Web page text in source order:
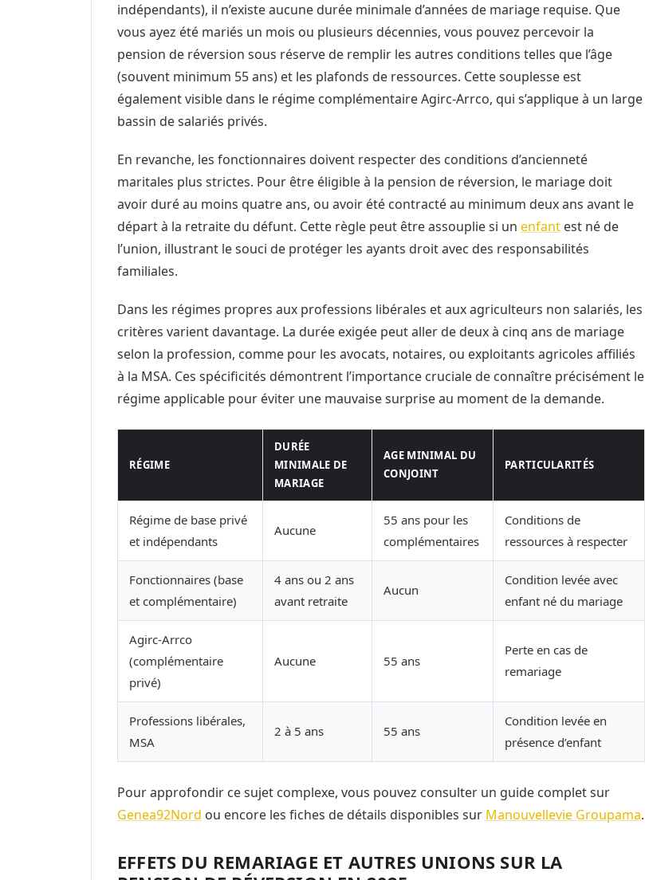
indépendants), il n’existe aucune durée minimale d’années de mariage requise. Que
vous ayez été mariés un mois ou plusieurs décennies, vous pouvez percevoir la
pension de réversion sous réserve de remplir les autres conditions telles que l’âge
(souvent minimum 55 ans) et les plafonds de ressources. Cette souplesse est
également visible dans le régime complémentaire Agirc-Arrco, qui s’applique à un large
bassin de salariés privés.
En revanche, les fonctionnaires doivent respecter des conditions d’ancienneté
maritales plus strictes. Pour être éligible à la pension de réversion, le mariage doit
avoir duré au moins quatre ans, ou avoir été contracté au minimum deux ans avant le
départ à la retraite du défunt. Cette règle peut être assouplie si un enfant est né de
l’union, illustrant le souci de protéger les ayants droit avec des responsabilités
familiales.
Dans les régimes propres aux professions libérales et aux agriculteurs non salariés, les
critères varient davantage. La durée exigée peut aller de deux à cinq ans de mariage
selon la profession, comme pour les avocats, notaires, ou exploitants agricoles affiliés
à la MSA. Ces spécificités démontrent l’importance cruciale de connaître précisément le
régime applicable pour éviter une mauvaise surprise au moment de la demande.
RÉGIME
DURÉE
MINIMALE DE
MARIAGE
AGE MINIMAL DU
CONJOINT
PARTICULARITÉS
Régime de base privé
et indépendants
Aucune
55 ans pour les
complémentaires
Conditions de
ressources à respecter
Fonctionnaires (base
et complémentaire)
4 ans ou 2 ans
avant retraite
Aucun
Condition levée avec
enfant né du mariage
Agirc-Arrco
(complémentaire
privé)
Aucune 55 ans
Perte en cas de
remariage
Professions libérales,
MSA
2 à 5 ans 55 ans
Condition levée en
présence d’enfant
Pour approfondir ce sujet complexe, vous pouvez consulter un guide complet sur
Genea92Nord ou encore les fiches de détails disponibles sur Manouvellevie Groupama.
EFFETS DU REMARIAGE ET AUTRES UNIONS SUR LA